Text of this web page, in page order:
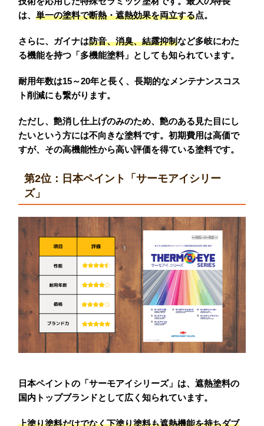
は、単一の塗料で断熱・遮熱効果を両立する点。
さらに、ガイナは防音、消臭、結露抑制など多岐にわた
る機能を持つ「多機能塗料」としても知られています。
耐用年数は15～20年と長く、長期的なメンテナンスコス
ト削減にも繋がります。
ただし、艶消し仕上げのみのため、艶のある見た目にし
たいという方には不向きな塗料です。初期費用は高価で
すが、その高機能性から高い評価を得ている塗料です。
第2位：日本ペイント「サーモアイシリー
ズ」
日本ペイントの「サーモアイシリーズ」は、遮熱塗料の
国内トップブランドとして広く知られています。
上塗り塗料だけでなく下塗り塗料も遮熱機能を持ちダブ